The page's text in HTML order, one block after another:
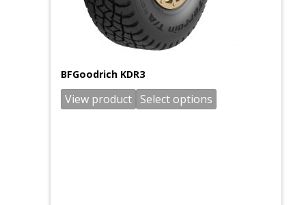
BFGoodrich KDR3
View product Select options